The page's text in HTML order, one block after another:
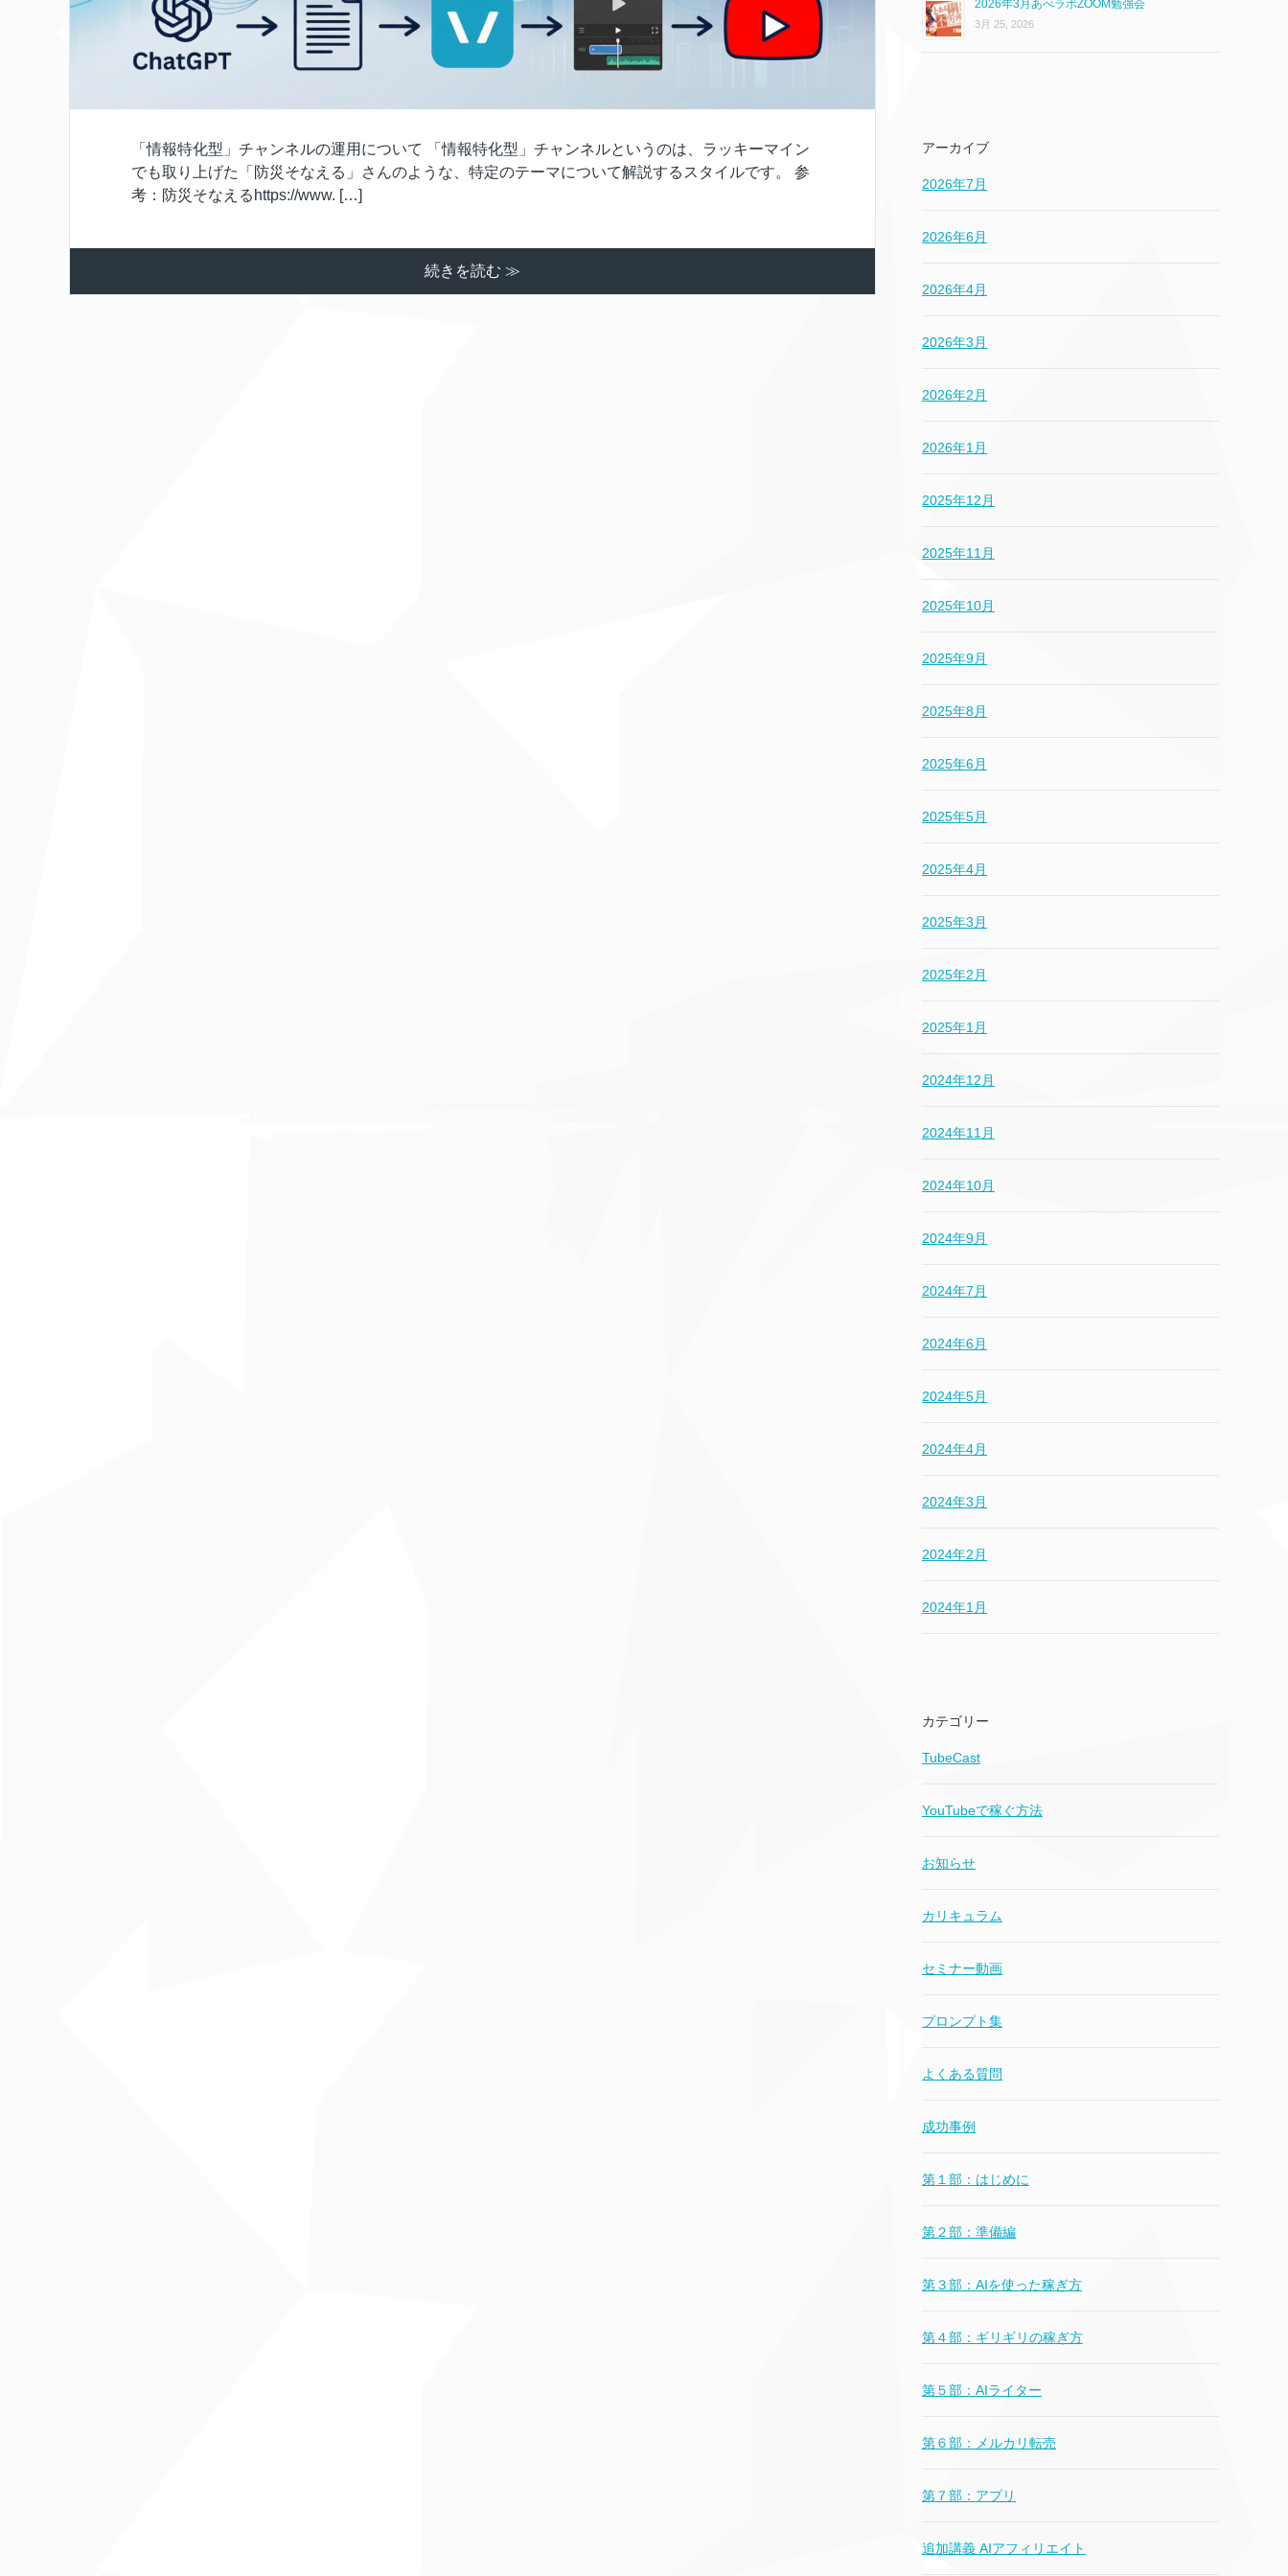
「情報特化型」チャンネルの運用について 「情報特化型」チャンネルというのは、ラッキーマイン
でも取り上げた「防災そなえる」さんのような、特定のテーマについて解説するスタイルです。 参
考：防災そなえるhttps://www. […]
続きを読む ≫
2026年3月あべラボZOOM勉強会
3月 25, 2026
アーカイブ
2026年7月
2026年6月
2026年4月
2026年3月
2026年2月
2026年1月
2025年12月
2025年11月
2025年10月
2025年9月
2025年8月
2025年6月
2025年5月
2025年4月
2025年3月
2025年2月
2025年1月
2024年12月
2024年11月
2024年10月
2024年9月
2024年7月
2024年6月
2024年5月
2024年4月
2024年3月
2024年2月
2024年1月
カテゴリー
TubeCast
YouTubeで稼ぐ方法
お知らせ
カリキュラム
セミナー動画
プロンプト集
よくある質問
成功事例
第１部：はじめに
第２部：準備編
第３部：AIを使った稼ぎ方
第４部：ギリギリの稼ぎ方
第５部：AIライター
第６部：メルカリ転売
第７部：アプリ
追加講義 AIアフィリエイト